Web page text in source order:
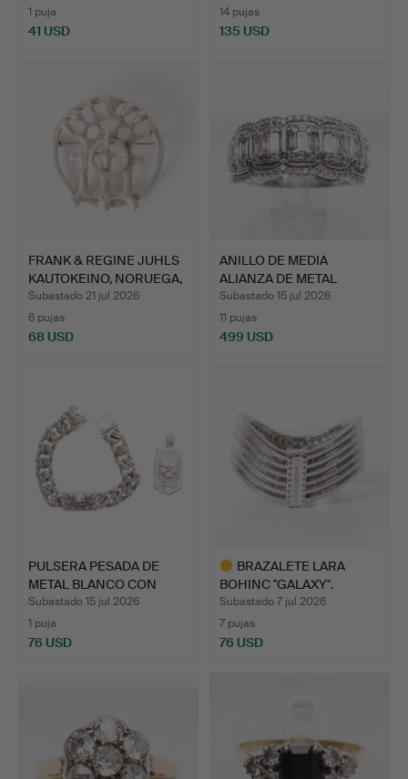
1 puja
41 USD
14 pujas
135 USD
FRANK & REGINE JUHLS
KAUTOKEINO, NORUEGA,
…
Subastado 21 jul 2026
6 pujas
68 USD
ANILLO DE MEDIA
ALIANZA DE METAL
BLANCO CO…
Subastado 15 jul 2026
11 pujas
499 USD
PULSERA PESADA DE
METAL BLANCO CON
DISEÑO …
Subastado 15 jul 2026
1 puja
76 USD
BRAZALETE LARA
BOHINC "GALAXY".
Subastado 7 jul 2026
7 pujas
76 USD